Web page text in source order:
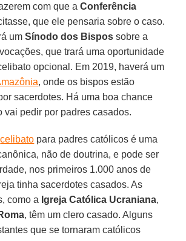
com que aConferência
que ele pensaria sobre o caso.
umSínodo dos Bispos sobre a
que trará uma oportunidade
opcional. Em 2019, haverá um
, onde os bispos estão
sacerdotes. Há uma boa chance
vai pedir por padres casados.
celibato para padres católicos é uma
não de doutrina, e pode ser
nos primeiros 1.000 anos de
tinha sacerdotes casados. As
como a Igreja Católica Ucraniana,
, têm um clero casado. Alguns
que se tornaram católicos